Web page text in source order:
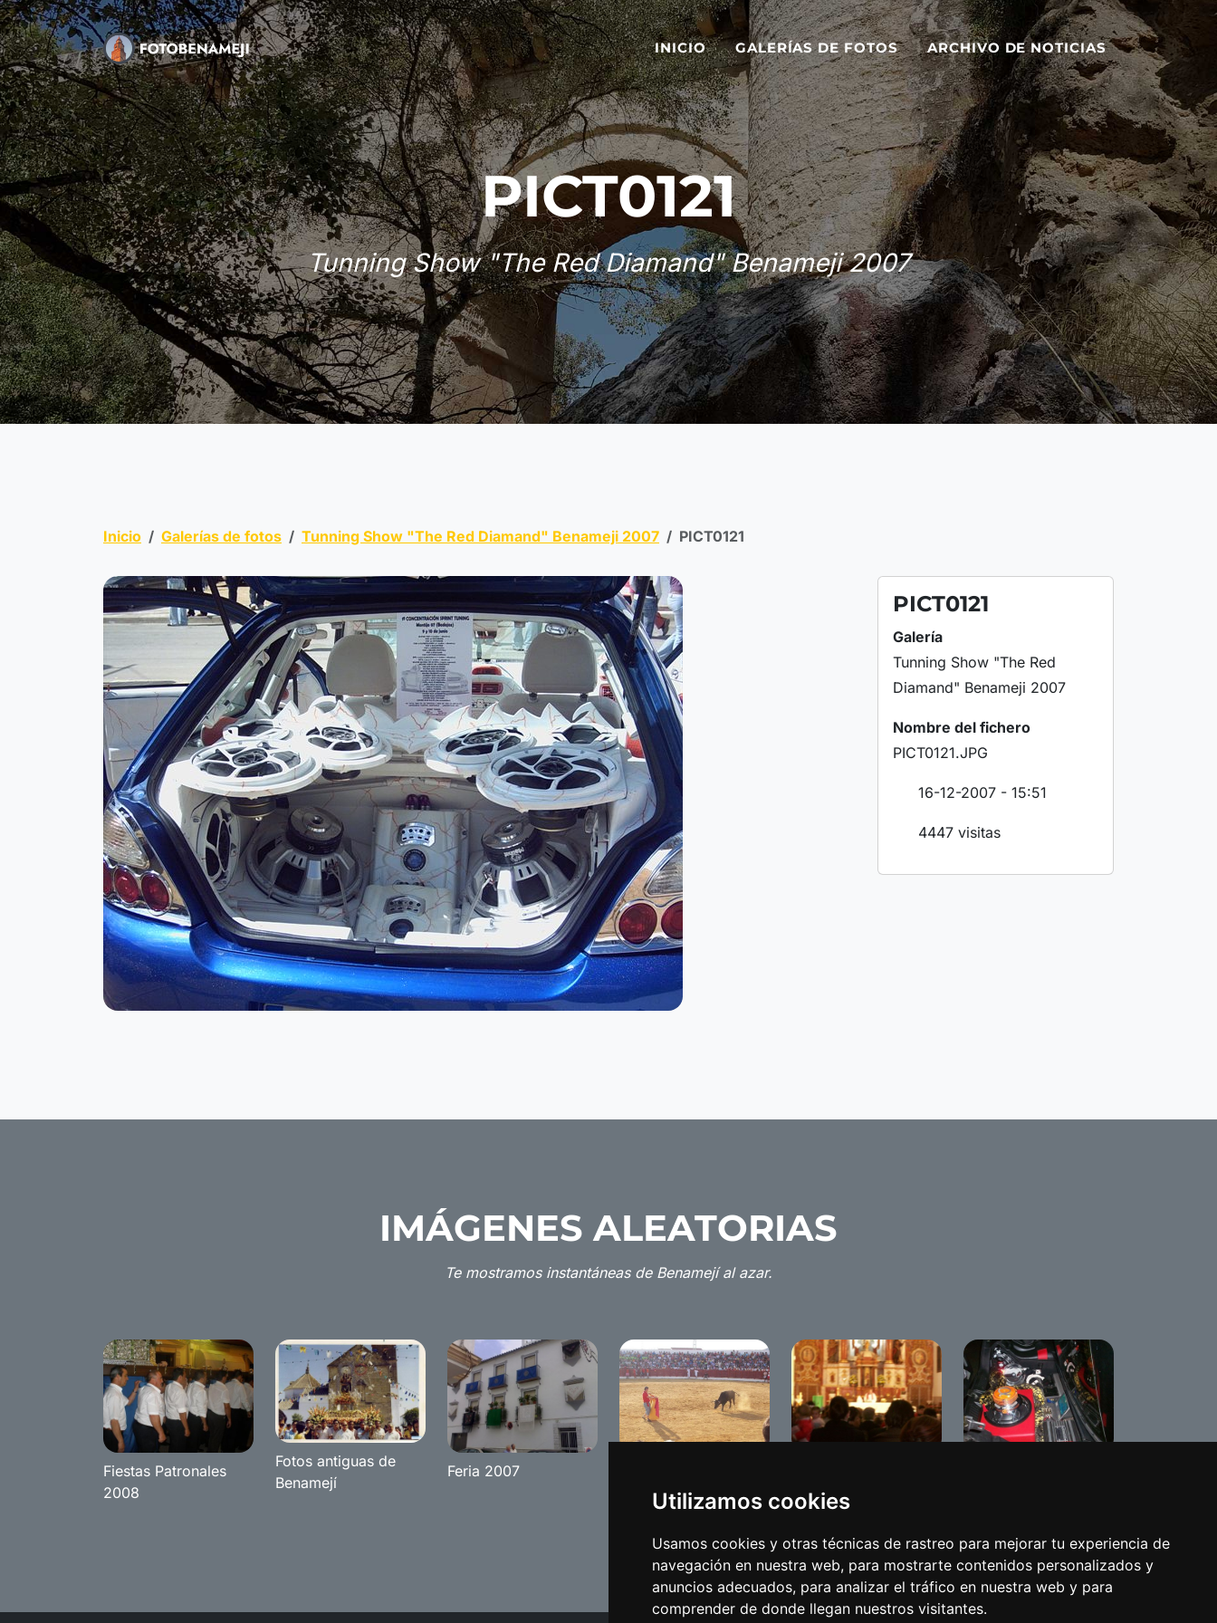
Utilizamos cookies
Usamos cookies y otras técnicas de rastreo para mejorar tu experiencia de
navegación en nuestra web, para mostrarte contenidos personalizados y
anuncios adecuados, para analizar el tráfico en nuestra web y para
comprender de donde llegan nuestros visitantes.
INICIO GALERÍAS DE FOTOS ARCHIVO DE NOTICIAS
PICT0121
Tunning Show "The Red Diamand" Benameji 2007
Inicio Galerías de fotos Tunning Show "The Red Diamand" Benameji 2007 PICT0121
PICT0121
Galería
Tunning Show "The Red
Diamand" Benameji 2007
Nombre del fichero
PICT0121.JPG
16-12-2007 - 15:51
4447 visitas
IMÁGENES ALEATORIAS
Te mostramos instantáneas de Benamejí al azar.
Fiestas Patronales
2008
Fotos antiguas de
Benamejí
Feria 2007